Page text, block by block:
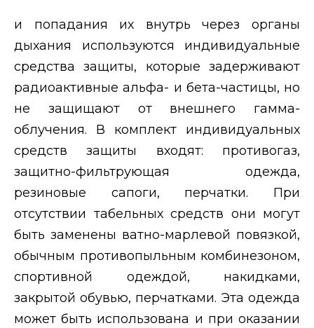
и попадания их внутрь через органы
дыхания используются индивидуальные
средства защиты, которые задерживают
радиоактивные альфа- и бета-частицы, но
не защищают от внешнего гамма-
облучения. В комплект индивидуальных
средств защиты входят: противогаз,
защитно-фильтрующая одежда,
резиновые сапоги, перчатки. При
отсутствии табельных средств они могут
быть заменены ватно-марлевой повязкой,
обычным противопыльным комбинезоном,
спортивной одеждой, накидками,
закрытой обувью, перчатками. Эта одежда
может быть использована и при оказании